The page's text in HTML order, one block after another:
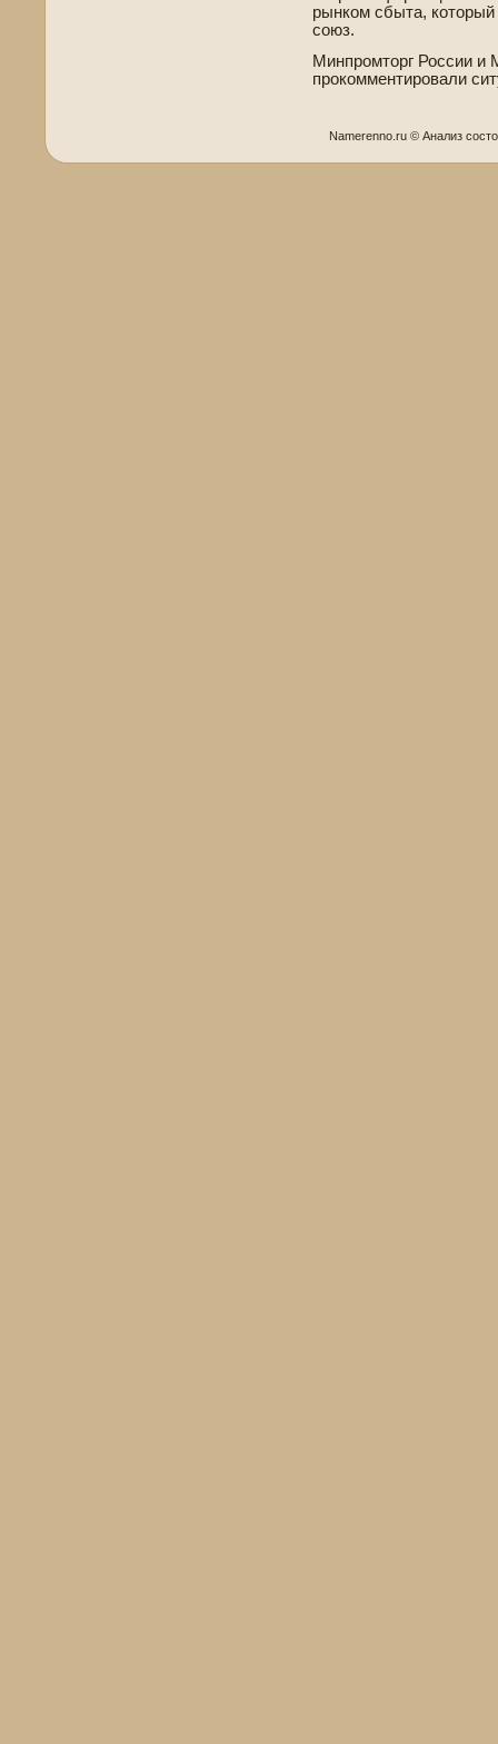
рынком сбыта,
союз.
Минпромторг России и
прокомментировали
Namerenno.ru © Анализ